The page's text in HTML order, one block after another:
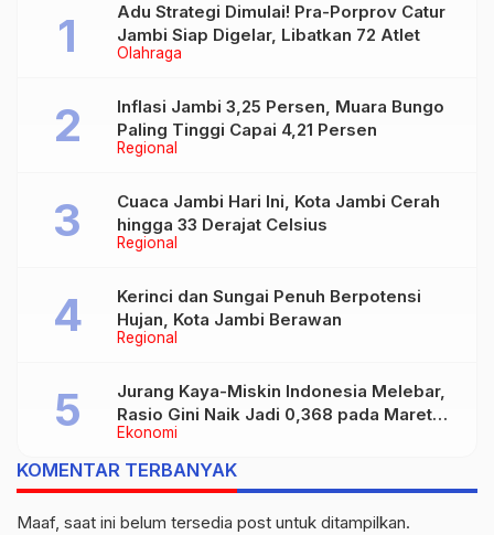
Olahraga
Adu Strategi Dimulai! Pra-Porprov Catur
Jambi Siap Digelar, Libatkan 72 Atlet
Regional
Inflasi Jambi 3,25 Persen, Muara Bungo
Paling Tinggi Capai 4,21 Persen
Regional
Cuaca Jambi Hari Ini, Kota Jambi Cerah
hingga 33 Derajat Celsius
Regional
Kerinci dan Sungai Penuh Berpotensi
Hujan, Kota Jambi Berawan
Ekonomi
Jurang Kaya-Miskin Indonesia Melebar,
Rasio Gini Naik Jadi 0,368 pada Maret
2026
KOMENTAR TERBANYAK
Maaf, saat ini belum tersedia post untuk ditampilkan.